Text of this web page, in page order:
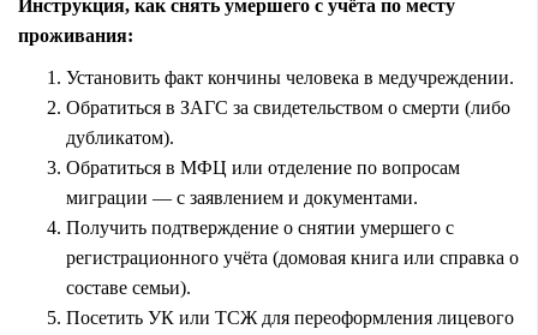
Инструкция, как снять умершего с учёта по месту
проживания:
Установить факт кончины человека в медучреждении.
Обратиться в ЗАГС за свидетельством о смерти (либо
дубликатом).
Обратиться в МФЦ или отделение по вопросам
миграции — с заявлением и документами.
Получить подтверждение о снятии умершего с
регистрационного учёта (домовая книга или справка о
составе семьи).
Посетить УК или ТСЖ для переоформления лицевого